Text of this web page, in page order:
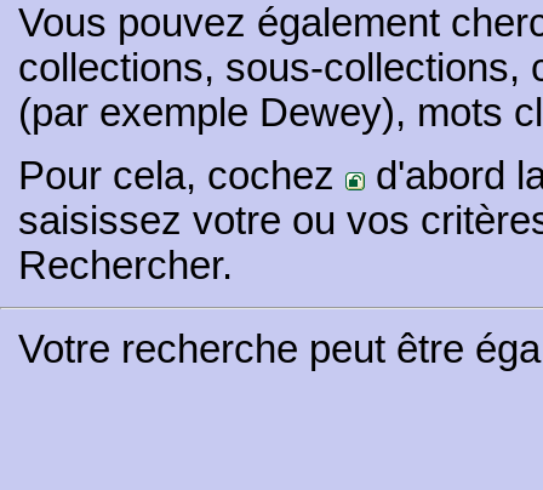
Vous pouvez également
collections, sous-collections,
(par exemple Dewey), mots
Pour cela, cochez
d'abord
saisissez votre ou vos
Rechercher.
Votre recherche peut être